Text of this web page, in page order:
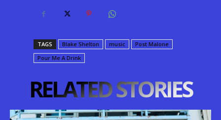
TAGS Blake Shelton music
Post Malone
Pour Me A Drink
RELATED STORIES